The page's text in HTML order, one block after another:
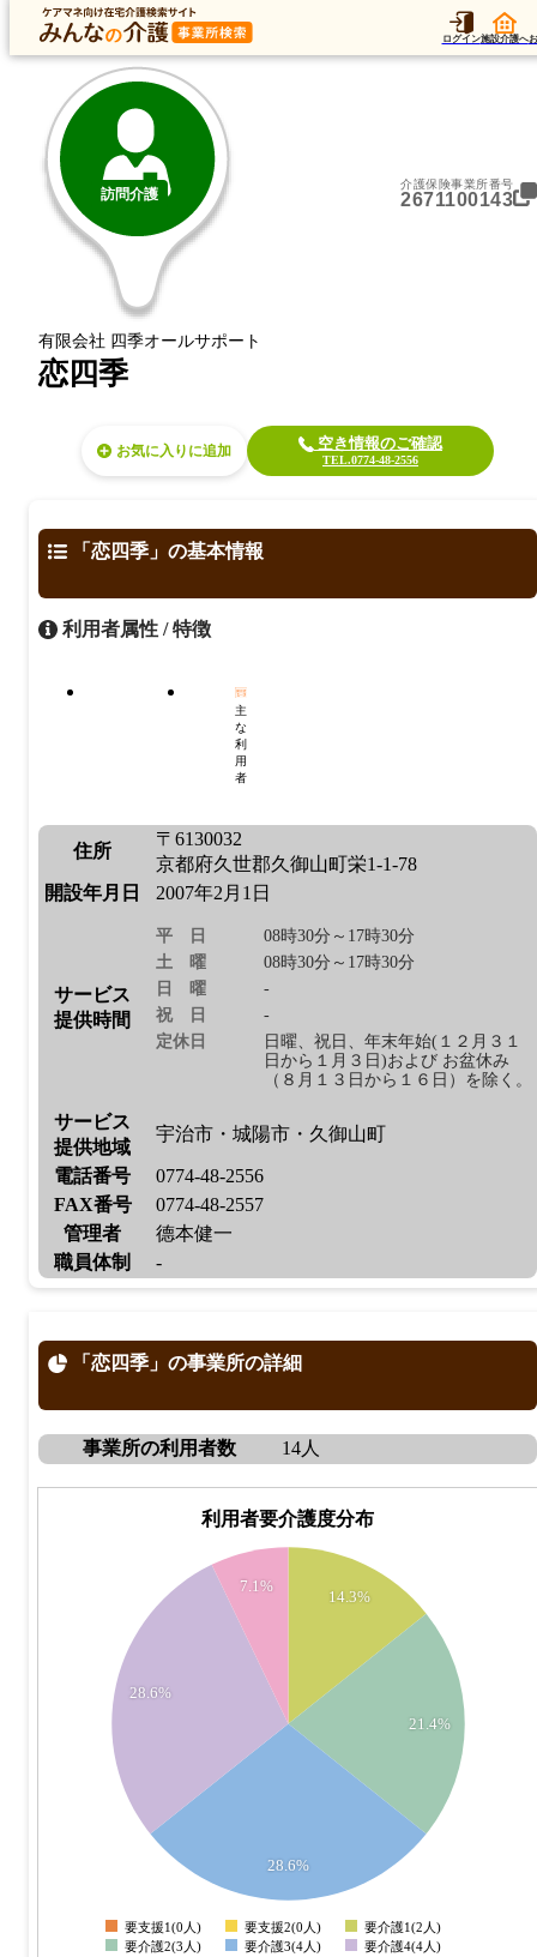
ログイン施設介護へ
トップ データ
トップ 京都府 久世郡久御山町 訪問介護
訪問介護
有限会社 四季オールサポート
介護保険事業所番号
2671100143
恋四季
お気に入り 空き情報のご確認
TEL.0774-48-2556
「恋四季」の基本情報
利用者属性 / 特徴
主
な
利
用
者
住所
〒6130032
京都府久世郡久御山町栄1-1-78
開設年月日
2007年2月1日
サービス
提供時間
平日
08時30分～17時30分
土曜
08時30分～17時30分
日曜
-
祝日
-
定休日
日曜、祝日、年末年始(１２月３１
日から１月３日)および お盆休み
（８月１３日から１６日）を除く。
サービス
提供地域
宇治市・城陽市・久御山町
電話番号
0774-48-2556
FAX番号
0774-48-2557
管理者
德本健一
職員体制
-
「恋四季」の事業所の詳細
事業所の利用者数 14人
利用者要介護度分布
14.3%
21.4%
28.6%
28.6%
7.1%
0
要支援1(0人) 要支援2(0人)
要介護1(2人)
要介護2(3人)
要介護3(4人)
要介護4(4人)